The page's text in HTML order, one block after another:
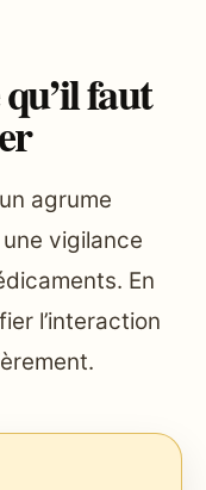
faut
agrume
vigilance
En
l’interaction